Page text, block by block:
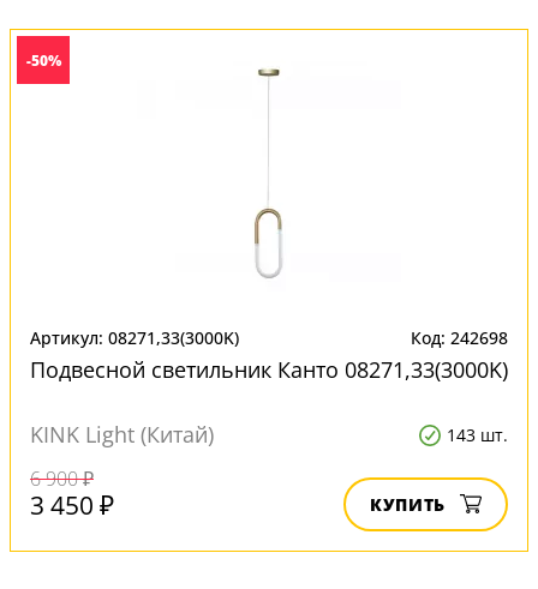
-50%
Артикул: 08271,33(3000K) Код: 242698
Подвесной светильник Канто 08271,33(3000K)
KINK Light (Китай) 143 шт.
6 900 ₽
3 450 ₽ КУПИТЬ